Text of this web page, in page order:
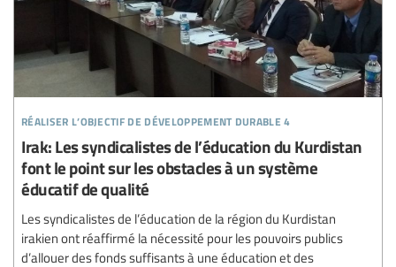
réaliser l’objectif de développement durable 4
Irak: Les syndicalistes de l’éducation du Kurdistan
font le point sur les obstacles à un système
éducatif de qualité
Les syndicalistes de l’éducation de la région du Kurdistan
irakien ont réaffirmé la nécessité pour les pouvoirs publics
d’allouer des fonds suffisants à une éducation et des